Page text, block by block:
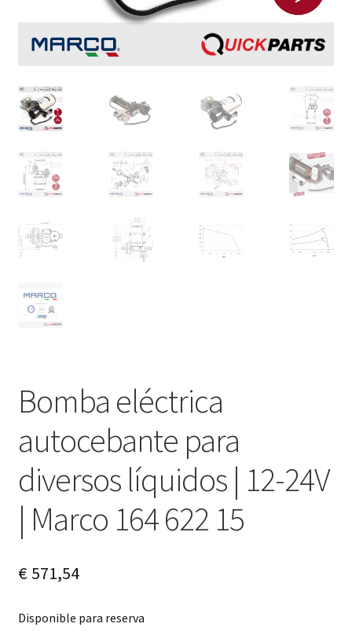
Bomba eléctrica
autocebante para
diversos líquidos | 12-24V
| Marco 164 622 15
€571,54
Disponible para reserva